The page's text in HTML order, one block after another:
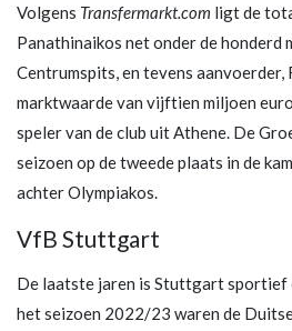
Volgens Transfermarkt.com ligt de
Panathinaikos net onder de honderd
Centrumspits, en tevens aanvoerder,
marktwaarde van vijftien miljoen
speler van de club uit Athene. De
seizoen op de tweede plaats in de
achter Olympiakos.
VfB Stuttgart
De laatste jaren is Stuttgart sportief
het seizoen 2022/23 waren de